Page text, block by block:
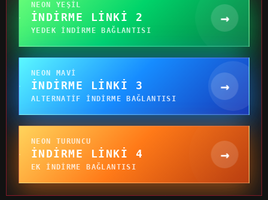
NEON YEŞIL
İNDIRME LINKI 2
YEDEK INDIRME BAĞLANTISI
→
NEON MAVI
İNDIRME LINKI 3
ALTERNATIF INDIRME BAĞLANTISI
→
NEON TURUNCU
İNDIRME LINKI 4
EK INDIRME BAĞLANTISI
→